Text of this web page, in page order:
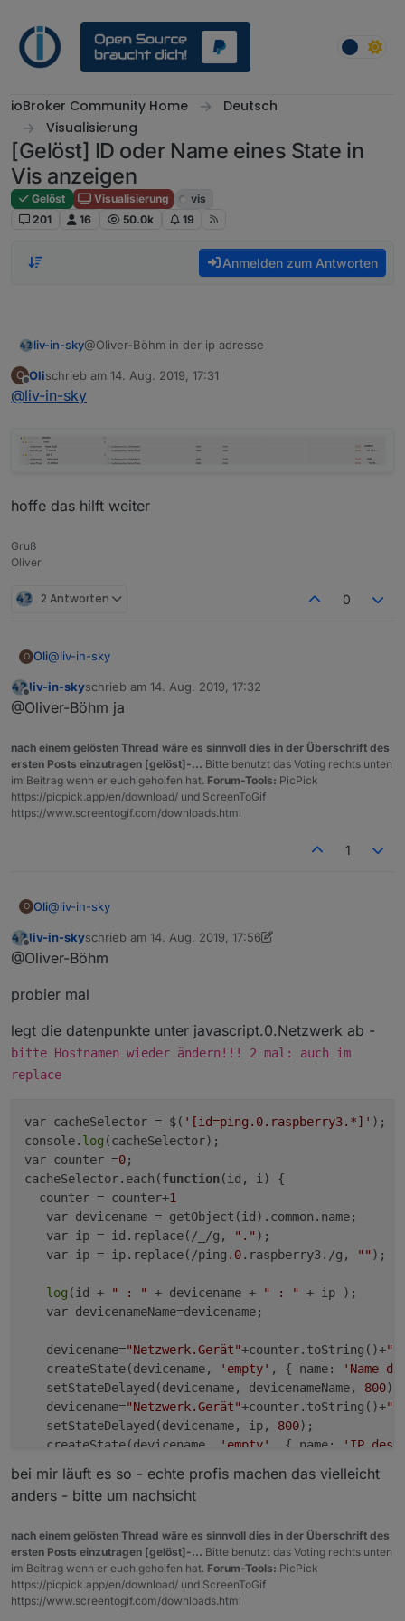
ioBroker Community Home
Deutsch
Visualisierung
[Gelöst] ID oder Name eines State in
Vis anzeigen
Gelöst Visualisierung
vis
201
16 50.0k 19
Anmelden zum Antworten
liv-in-sky@Oliver-Böhm in der ip adresse
heizölsorte = IP adresse
O
Offline
Olischrieb am 14. Aug. 2019, 17:31
zuletzt editiert von
@liv-in-sky
hoffe das hilft weiter
Gruß
Oliver
2 Antworten 0
O Oli@liv-in-sky
Offline
liv-in-skyschrieb am 14. Aug. 2019, 17:32
zuletzt editiert von
@Oliver-Böhm ja
nach einem gelösten Thread wäre es sinnvoll dies in der Überschrift des
ersten Posts einzutragen [gelöst]-... Bitte benutzt das Voting rechts unten
im Beitrag wenn er euch geholfen hat. Forum-Tools: PicPick
https://picpick.app/en/download/ und ScreenToGif
https://www.screentogif.com/downloads.html
1
O Oli@liv-in-sky
Offline
liv-in-skyschrieb am 14. Aug. 2019, 17:56
zuletzt editiert von liv-in-sky
@Oliver-Böhm
probier mal
legt die datenpunkte unter javascript.0.Netzwerk ab -
bitte Hostnamen wieder ändern!!! 2 mal: auch im
replace
var cacheSelector = $( '[id=ping.0.raspberry3.*]' );
console. log (cacheSelector);
var counter =0;
cacheSelector.each(function(id, i)
{
  counter = counter+
1
   var devicename = getObject(id).common.name;
   var ip = id.replace(/_/g,
"." );
   var ip = ip.replace(/ping
.0.raspberry3./g, "" );
log (id + " : " + devicename + " : "
+ ip );
   var devicenameName=devicename;
   devicename=
"Netzwerk.Gerät"+counter.toString()+
   createState(devicename,
'empty' , { name:
'Name
   setStateDelayed(devicename, devicenameName,
800);
   devicename=
"Netzwerk.Gerät"+counter.toString()+
   setStateDelayed(devicename, ip,
800);
   createState(devicename,
'empty' , { name:
'IP des
log(counter);
  setStateDelayed(
'Netzwerk.Anzahl', counter, 800
bei mir läuft es so - echte profis machen das vielleicht
anders - bitte um nachsicht
nach einem gelösten Thread wäre es sinnvoll dies in der Überschrift des
ersten Posts einzutragen [gelöst]-... Bitte benutzt das Voting rechts unten
im Beitrag wenn er euch geholfen hat. Forum-Tools: PicPick
https://picpick.app/en/download/ und ScreenToGif
https://www.screentogif.com/downloads.html